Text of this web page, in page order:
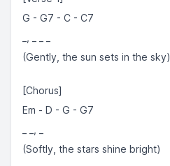
G - G7 - C - C7
(Gently, the sun sets in the sky)
[Chorus]
Em - D - G - G7
(Softly, the stars shine bright)